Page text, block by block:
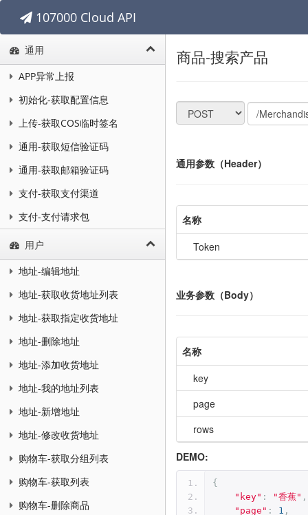
107000 Cloud API
通用
APP异常上报
初始化-获取配置信息
上传-获取COS临时签名
通用-获取短信验证码
通用-获取邮箱验证码
支付-获取支付渠道
支付-支付请求包
用户
地址-编辑地址
地址-获取收货地址列表
地址-获取指定收货地址
地址-删除地址
地址-添加收货地址
地址-我的地址列表
地址-新增地址
地址-修改收货地址
购物车-获取分组列表
购物车-获取列表
购物车-删除商品
商品-搜索产品
通用参数（Header）
名称
Token
业务参数（Body）
名称
key
page
rows
DEMO:
{
"key" : "香蕉" ,
"page" : 1 ,